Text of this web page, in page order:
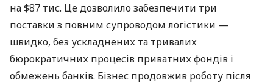
на $87 тис. Це дозволило забезпечити три
поставки з повним супроводом логістики —
швидко, без ускладнених та тривалих
бюрократичних процесів приватних фондів і
обмежень банків. Бізнес продовжив роботу після